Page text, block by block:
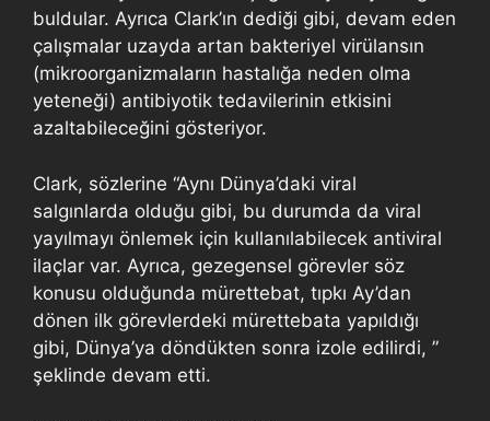
buldular. Ayrıca Clark’ın dediği gibi, devam eden
çalışmalar uzayda artan bakteriyel virülansın
(mikroorganizmaların hastalığa neden olma
yeteneği) antibiyotik tedavilerinin etkisini
azaltabileceğini gösteriyor.
Clark, sözlerine “Aynı Dünya’daki viral
salgınlarda olduğu gibi, bu durumda da viral
yayılmayı önlemek için kullanılabilecek antiviral
ilaçlar var. Ayrıca, gezegensel görevler söz
konusu olduğunda mürettebat, tıpkı Ay’dan
dönen ilk görevlerdeki mürettebata yapıldığı
gibi, Dünya’ya döndükten sonra izole edilirdi, ”
şeklinde devam etti.